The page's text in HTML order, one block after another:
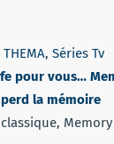
THEMA, Séries Tv
pour vous…
la mémoire